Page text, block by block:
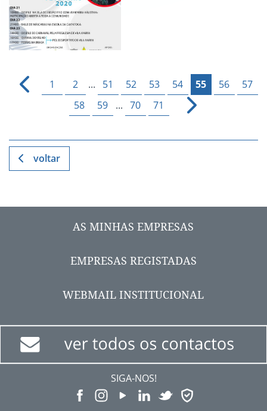
1 2 ... 51 52 53 54 55 56
57
58
59 ... 70 71
voltar
AS MINHAS EMPRESAS
EMPRESAS REGISTADAS
WEBMAIL INSTITUCIONAL
SIGA-NOS!